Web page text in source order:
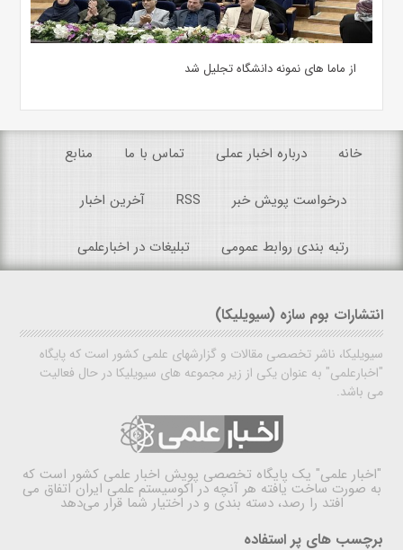
از ماما های نمونه دانشگاه تجلیل شد
خانه درباره اخبار عملی تماس با ما منابع
درخواست پویش خبر RSS آخرین اخبار
رتبه بندی روابط عمومی تبلیغات در اخبارعلمی
انتشارات بوم سازه (سیویلیکا)
سیویلیکا، ناشر تخصصی مقالات و گزارشهای علمی کشور است که پایگاه
"اخبارعلمی" به عنوان یکی از زیر مجموعه های سیویلیکا در حال فعالیت
می باشد.
"اخبار علمی" یک پایگاه تخصصی پویش اخبار علمی کشور است که
به صورت ساخت یافته هر آنچه در اکوسیستم علمی ایران اتفاق می
افتد را رصد، دسته بندی و در اختیار شما قرار می‌دهد
برچسب های پر استفاده